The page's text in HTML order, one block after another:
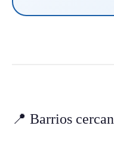
📍 Barrios